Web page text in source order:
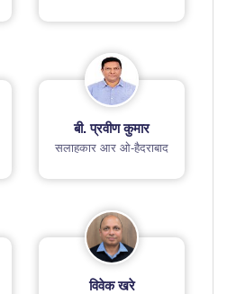
बी. प्रवीण कुमार
सलाहकार आर ओ-हैदराबाद
विवेक खरे